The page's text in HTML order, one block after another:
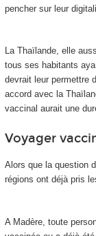
pencher sur leur
La Thaïlande, elle
tous ses habitants
devrait leur permettre
accord avec la
vaccinal aurait une
Voyager
Alors que la question
régions ont déjà pris
A Madère, toute